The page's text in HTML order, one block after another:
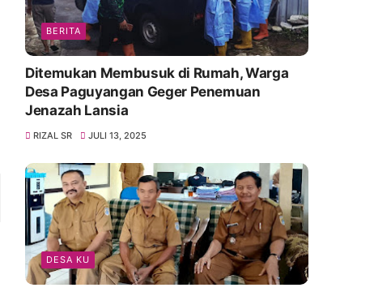
BERITA
Ditemukan Membusuk di Rumah, Warga
Desa Paguyangan Geger Penemuan
Jenazah Lansia
RIZAL SR JULI 13, 2025
DESA KU